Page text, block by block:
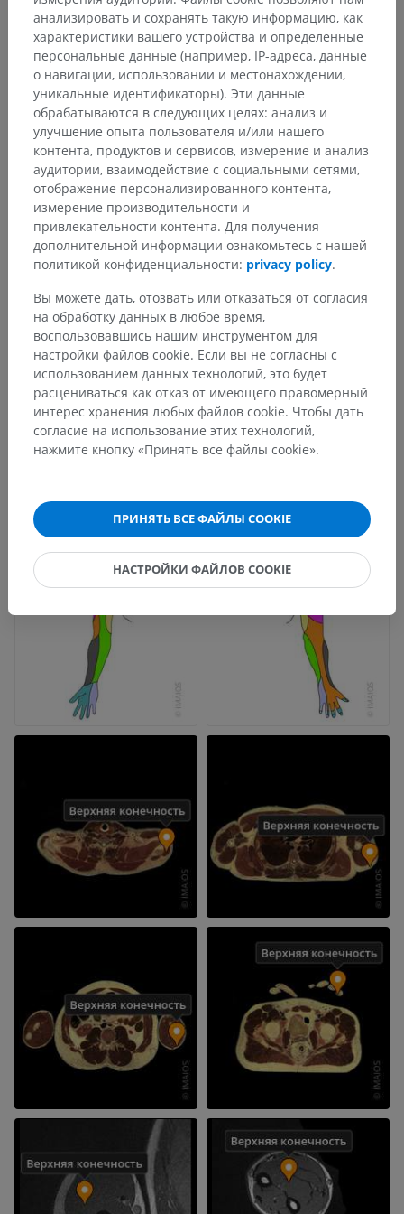
на тыльной поверхности кисти, представлены лучевой
головной веной и локтевой — медиальной подкожной
веной руки. В конечном счёте эти вены впадают в
глубокие вены.
Фасции и кожа:
Глубокая и поверхностнаяфасции, а такжекожа
окружают верхнюю конечность— аналогично другим
областям тела.
Есть ли проблема с этим переводом? СООБЩИТЬ
Литература
Forro, S.D., Munjal, A. and Lowe, J.B. Anatomy, Shoulder and Upper
Limb, Arm Structure and Function. [Updated 2022 Jul 25]. In:
[Internet].Treasure Island (FL): StatPearls Publishing; 2022 Jan-.
Available from:https://www.ncbi.nlm.nih.gov/books/NBK507841/
Drake, R.L., Vogl, A.W. and Mitchell, A.W.M. (2009). ‘Chapter 7: Upper
Limb’ inGray’s anatomy for Students.(2nd ed.) Philadelphia PA 19103-
2899: Elsevier, pp. 649-657.
Галерея
анализировать и сохранять такую информацию, как
характеристики вашего устройства и определенные
персональные данные (например, IP-адреса, данные
о навигации, использовании и местонахождении,
уникальные идентификаторы). Эти данные
обрабатываются в следующих целях: анализ и
улучшение опыта пользователя и/или нашего
контента, продуктов и сервисов, измерение и анализ
аудитории, взаимодействие с социальными сетями,
отображение персонализированного контента,
измерение производительности и
привлекательности контента. Для получения
дополнительной информации ознакомьтесь с нашей
политикой конфиденциальности: privacy policy.
Вы можете дать, отозвать или отказаться от согласия
на обработку данных в любое время,
воспользовавшись нашим инструментом для
настройки файлов cookie. Если вы не согласны с
использованием данных технологий, это будет
расцениваться как отказ от имеющего правомерный
интерес хранения любых файлов cookie. Чтобы дать
согласие на использование этих технологий,
нажмите кнопку «Принять все файлы cookie».
ПРИНЯТЬ ВСЕ ФАЙЛЫ COOKIE
НАСТРОЙКИ ФАЙЛОВ COOKIE